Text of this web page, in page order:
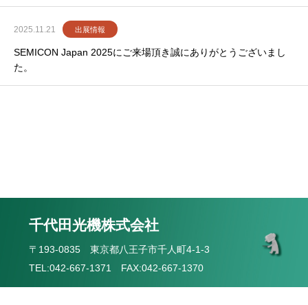
2025.11.21 出展情報
SEMICON Japan 2025にご来場頂き誠にありがとうございまし
た。
千代田光機株式会社
〒193-0835 東京都八王子市千人町4-1-3
TEL:042-667-1371 FAX:042-667-1370